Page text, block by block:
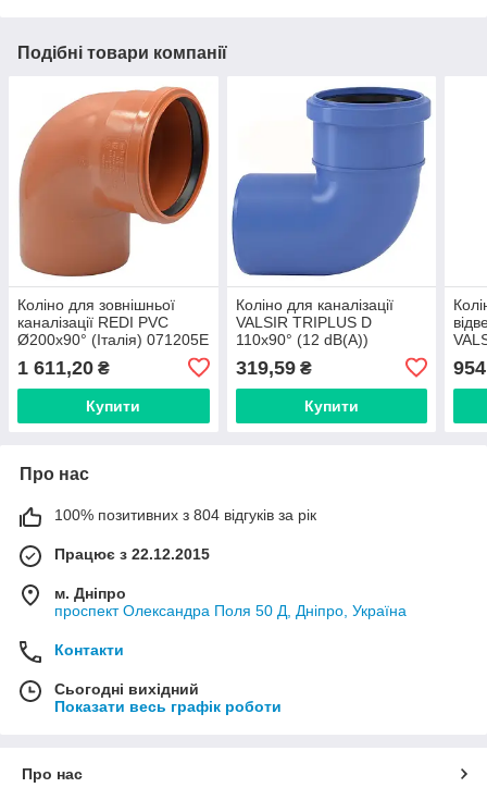
Подібні товари компанії
Коліно для зовнішньої
каналізації REDI PVC
Ø200х90° (Італія) 071205E
1 611,20 ₴
Купити
Коліно для каналізації
VALSIR TRIPLUS D
110х90° (12 dB(A))
безшумна (Італія) 650459
319,59₴
Купити
954
Про нас
100% позитивних з 804 відгуків за рік
Працює з 22.12.2015
м. Дніпро
проспект Олександра Поля 50 Д, Дніпро, Україна
Контакти
Сьогодні вихідний
Показати весь графік роботи
Про нас